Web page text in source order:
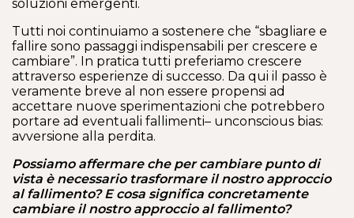
soluzioni emergenti.
Tutti noi continuiamo a sostenere che “sbagliare e
fallire sono passaggi indispensabili per crescere e
cambiare”. In pratica tutti preferiamo crescere
attraverso esperienze di successo. Da qui il passo è
veramente breve al non essere propensi ad
accettare nuove sperimentazioni che potrebbero
portare ad eventuali fallimenti– unconscious bias:
avversione alla perdita.
Possiamo affermare che per cambiare punto di
vista è necessario trasformare il nostro approccio
al fallimento? E cosa significa concretamente
cambiare il nostro approccio al fallimento?